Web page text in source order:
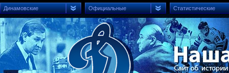
Динамовские Официальные Статистические